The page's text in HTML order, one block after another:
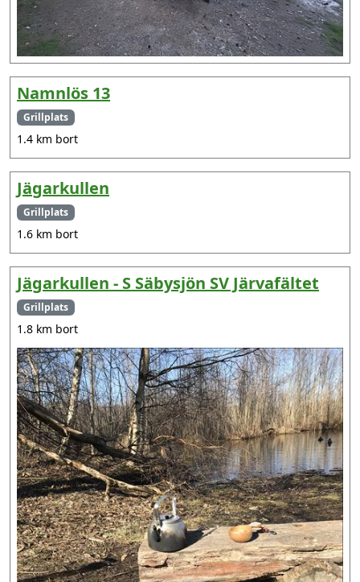
Namnlös 13
Grillplats
1.4 km bort
Jägarkullen
Grillplats
1.6 km bort
Jägarkullen - S Säbysjön SV Järvafältet
Grillplats
1.8 km bort